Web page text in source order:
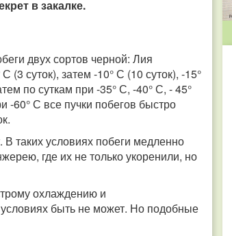
в закалке.
двух сортов черной: Лия
(3 суток), затем -10° С (10 суток), -15°
по суткам при -35° С, -40° С, - 45°
-60° С все пучки побегов быстро
таких условиях побеги медленно
где их не только укоренили, но
охлаждению и
быть не может. Но подобные